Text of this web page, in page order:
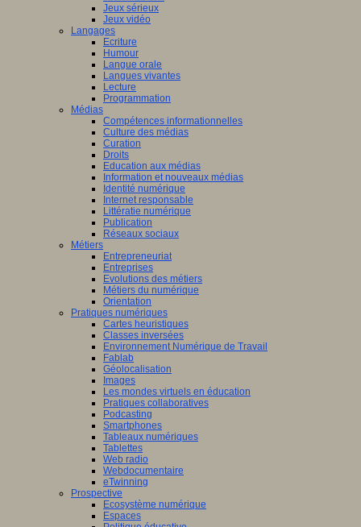
Jeux sérieux
Jeux vidéo
Langages
Ecriture
Humour
Langue orale
Langues vivantes
Lecture
Programmation
Médias
Compétences informationnelles
Culture des médias
Curation
Droits
Education aux médias
Information et nouveaux médias
Identité numérique
Internet responsable
Littératie numérique
Publication
Réseaux sociaux
Métiers
Entrepreneuriat
Entreprises
Evolutions des métiers
Métiers du numérique
Orientation
Pratiques numériques
Cartes heuristiques
Classes inversées
Environnement Numérique de Travail
Fablab
Géolocalisation
Images
Les mondes virtuels en éducation
Pratiques collaboratives
Podcasting
Smartphones
Tableaux numériques
Tablettes
Web radio
Webdocumentaire
eTwinning
Prospective
Ecosystème numérique
Espaces